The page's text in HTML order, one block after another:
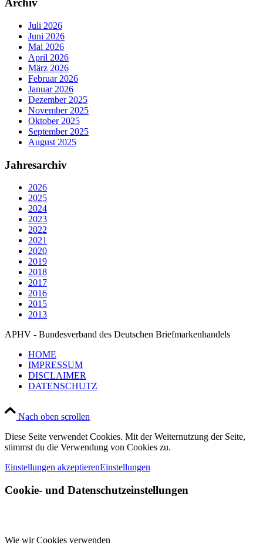
Archiv
Juli 2026
Juni 2026
Mai 2026
April 2026
März 2026
Februar 2026
Januar 2026
Dezember 2025
November 2025
Oktober 2025
September 2025
August 2025
Jahresarchiv
2026
2025
2024
2023
2022
2021
2020
2019
2018
2017
2016
2015
2013
APHV - Bundesverband des Deutschen Briefmarkenhandels
HOME
IMPRESSUM
DISCLAIMER
DATENSCHUTZ
Nach oben scrollen
Diese Seite verwendet Cookies. Mit der Weiternutzung der Seite,
stimmst du die Verwendung von Cookies zu.
Einstellungen akzeptierenEinstellungen
Cookie- und Datenschutzeinstellungen
Wie wir Cookies verwenden